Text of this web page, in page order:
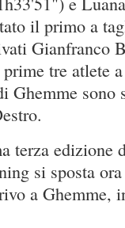
il primo a
Gianfranco
tre atlete
Ghemme sono
terza edizione
si sposta
a Ghemme,